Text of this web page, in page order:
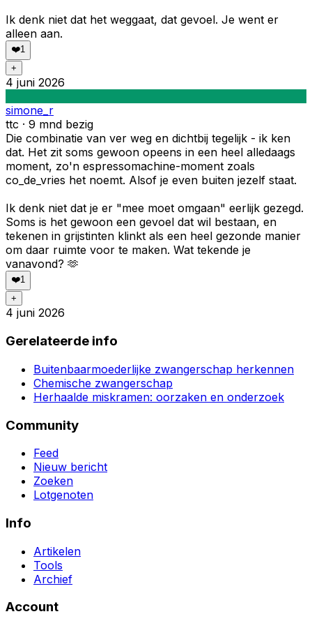
Ik denk niet dat het weggaat, dat gevoel. Je went er
alleen aan.
❤️1
+
4 juni 2026
simone_r
ttc · 9 mnd bezig
Die combinatie van ver weg en dichtbij tegelijk - ik ken
dat. Het zit soms gewoon opeens in een heel alledaags
moment, zo'n espressomachine-moment zoals
co_de_vries het noemt. Alsof je even buiten jezelf staat.
Ik denk niet dat je er "mee moet omgaan" eerlijk gezegd.
Soms is het gewoon een gevoel dat wil bestaan, en
tekenen in grijstinten klinkt als een heel gezonde manier
om daar ruimte voor te maken. Wat tekende je
vanavond? 🫶
❤️1
+
4 juni 2026
Gerelateerde info
Buitenbaarmoederlijke zwangerschap herkennen
Chemische zwangerschap
Herhaalde miskramen: oorzaken en onderzoek
Community
Feed
Nieuw bericht
Zoeken
Lotgenoten
Info
Artikelen
Tools
Archief
Account